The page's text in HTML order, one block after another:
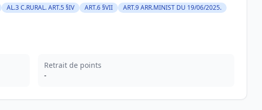
AL.3 C.RURAL. ART.5 §IV ART.6 §VII ART.9 ARR.MINIST DU 19/06/2025.
Retrait de points
-